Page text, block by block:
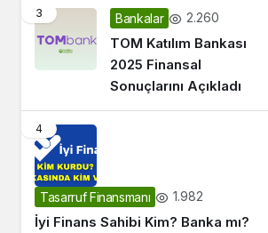
3 Bankalar 2.260
TOM Katılım Bankası
2025 Finansal
Sonuçlarını Açıkladı
4
Tasarruf Finansmanı 1.982
İyi Finans Sahibi Kim? Banka mı?